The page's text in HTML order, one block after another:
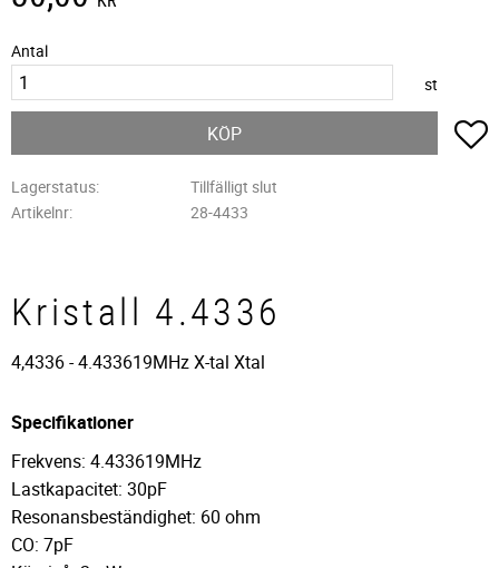
Antal
st
KÖP
Lagerstatus
Tillfälligt slut
Artikelnr
28-4433
Kristall 4.4336
4,4336 - 4.433619MHz X-tal Xtal
Specifikationer
Frekvens: 4.433619MHz
Lastkapacitet: 30pF
Resonansbeständighet: 60 ohm
CO: 7pF